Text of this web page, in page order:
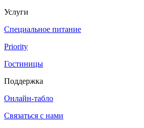
Услуги
Специальное питание
Priority
Гостиницы
Поддержка
Онлайн-табло
Связаться с нами